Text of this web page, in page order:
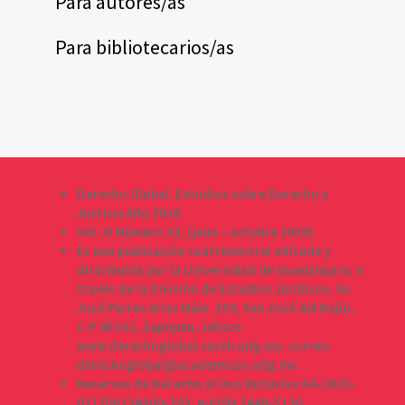
Para bibliotecarios/as
Derecho Global. Estudios sobre Derecho y
Justicia Año 2026
Vol. XI Número 33, (julio - octubre 2026)
Es una publicación cuatrimestral editada y
distribuida por la Universidad de Guadalajara, a
través de la División de Estudios Jurídicos. Av.
José Parres Arias Núm. 150, San José del Bajío,
C.P 45132, Zapopan, Jalisco
www.derechoglobal.cucsh.udg.mx. correo:
derechoglobal@academicos.udg.mx.
Reservas de Derecho al Uso Exclusivo 04-2015-